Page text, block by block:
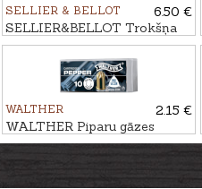
SELLIER & BELLOT
6.50 €
SELLIER&BELLOT Trokšņa
patrona 6mm START, 100gb.
WALTHER
2.15 €
WALTHER Piparu gāzes
patronas 9mm R.PV